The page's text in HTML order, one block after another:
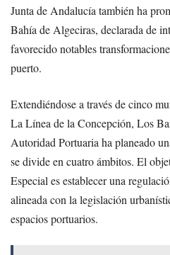
Junta de Andalucía también ha
Bahía de Algeciras, declarada de
favorecido notables
puerto.
Extendiéndose a través de cinco
La Línea de la Concepción, Los
Autoridad Portuaria ha planeado
se divide en cuatro ámbitos. El
Especial es establecer una
alineada con la legislación
espacios portuarios.